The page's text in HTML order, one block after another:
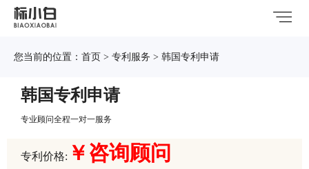
您当前的位置： 首页 > 专利服务 > 韩国专利申请
韩国专利申请
专业顾问全程一对一服务
专利价格: ￥咨询顾问